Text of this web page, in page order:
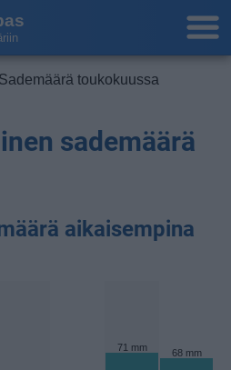
toukokuussa
sademäärä
aikaisempina
71 mm 68 mm